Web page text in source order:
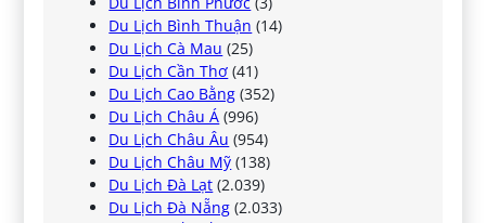
Du Lịch Bình Thuận (14)
Du Lịch Cà Mau (25)
Du Lịch Cần Thơ (41)
Du Lịch Cao Bằng (352)
Du Lịch Châu Á (996)
Du Lịch Châu Âu (954)
Du Lịch Châu Mỹ (138)
Du Lịch Đà Lạt (2.039)
Du Lịch Đà Nẵng (2.033)